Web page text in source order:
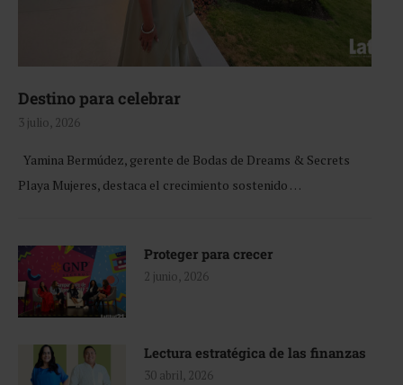
Destino para celebrar
3 julio, 2026
Yamina Bermúdez, gerente de Bodas de Dreams & Secrets
Playa Mujeres, destaca el crecimiento sostenido …
Proteger para crecer
2 junio, 2026
Lectura estratégica de las finanzas
30 abril, 2026